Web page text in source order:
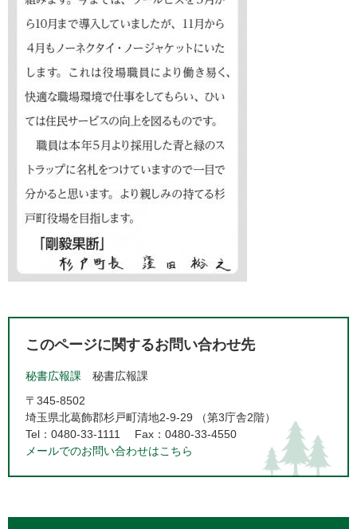
このページに関するお問い合わせ先
秘書広報課
秘書広報課
〒345-8502
埼玉県北葛飾郡杉戸町清地2-9-29 （第3庁舎2階）
Tel：0480-33-1111
Fax：0480-33-4550
メールでのお問い合わせはこちら